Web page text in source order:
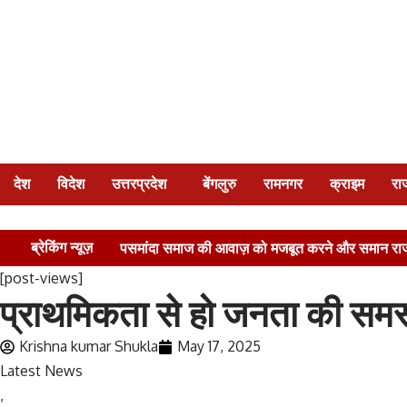
देश विदेश उत्तरप्रदेश बेंगलुरु रामनगर क्राइम
ब्रेकिंग न्यूज़ पसमांदा समाज की आवाज़ को मजबूत करने और समान
बताए उपाय ! स्वच्छता पखवाड़ा के तहत शपथ
[post-views]
प्राथमिकता से हो जनता की
Krishna kumar Shukla
May 17, 2025
Latest News
,